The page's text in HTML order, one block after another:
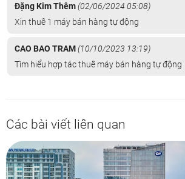
Đặng Kim Thêm(02/06/2024 05:08)
Xin thuê 1 máy bán hàng tự động
CAO BAO TRAM(10/10/2023 13:19)
Tìm hiểu hợp tác thuê máy bán hàng tự động
Các bài viết liên quan